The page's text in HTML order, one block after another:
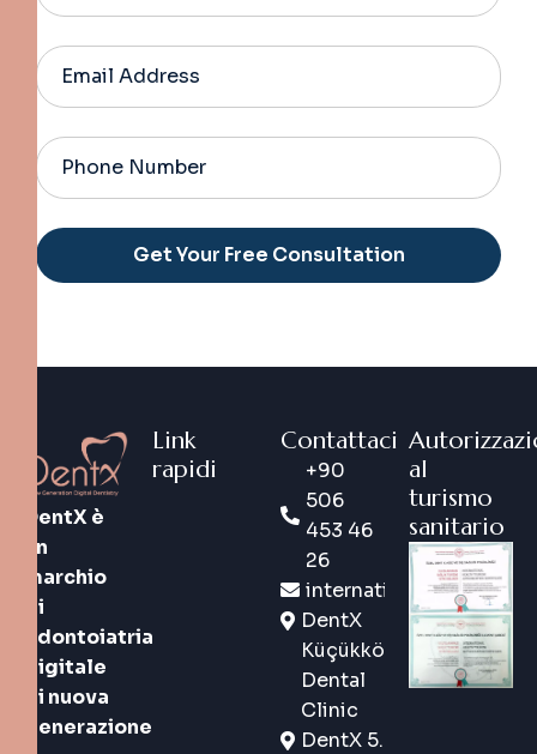
DentX è
un
marchio
di
odontoiatria
digitale
di nuova
generazione
Link
rapidi
Contattaci
+90
506
453 46
26
DentX
Küçükköy
Dental
Clinic
DentX 5.
al
turismo
sanitario